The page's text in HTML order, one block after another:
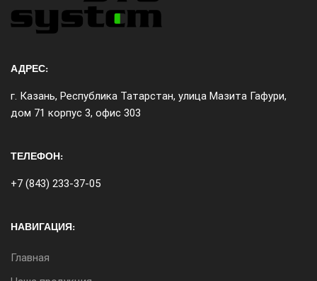
АДРЕС:
г. Казань, Республика Татарстан, улица Мазита Гафури,
дом 71 корпус 3, офис 303
ТЕЛЕФОН:
+7 (843) 233-37-05
НАВИГАЦИЯ:
Главная